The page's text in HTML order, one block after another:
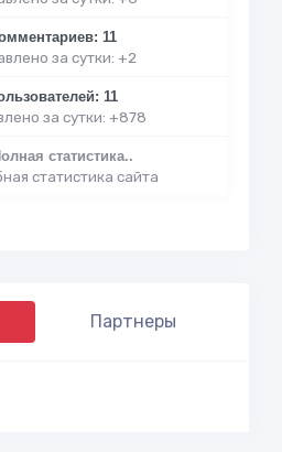
11
за сутки: +2
11
за сутки: +878
статистика..
статистика сайта
Партнеры